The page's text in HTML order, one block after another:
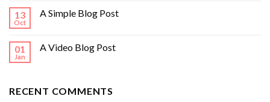
13
Oct
A Simple Blog Post
01
Jan
A Video Blog Post
RECENT COMMENTS